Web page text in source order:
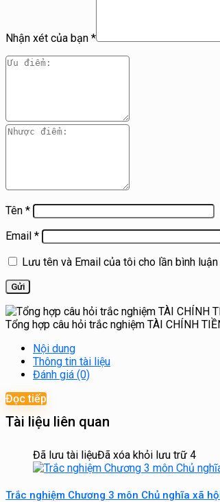
Nhận xét của bạn *
Tên *
Email *
Lưu tên và Email của tôi cho lần bình
Tổng hợp câu hỏi trắc nghiệm TÀI CHÍNH
Nội dung
Thông tin tài liệu
Đánh giá (0)
Đọc tiếp
Tài liệu liên quan
Đã lưu tài liệuĐã xóa khỏi lưu trữ 4
Trắc nghiệm Chương 3 môn Chủ nghĩa xã